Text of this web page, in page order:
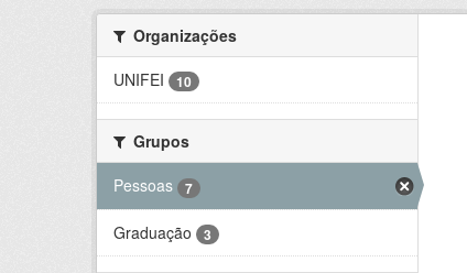
Organizações
UNIFEI
10
Grupos
Pessoas
7
Graduação 3